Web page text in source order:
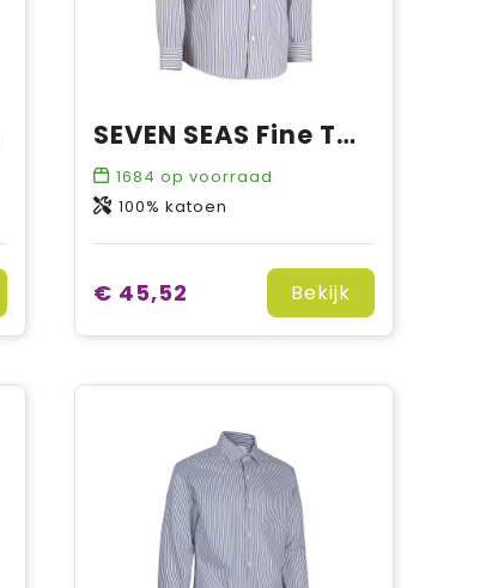
SEVEN SEAS Fine Twill Cadet | modern
1684 op voorraad
100% katoen
€ 45,52 Bekijk